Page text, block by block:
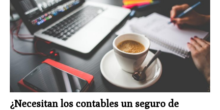
¿Necesitan los contables un seguro de